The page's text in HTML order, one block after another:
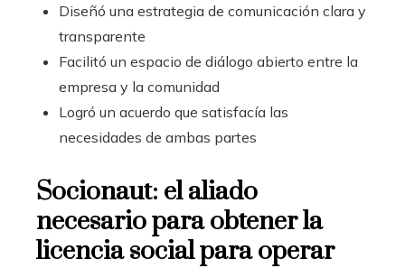
Diseñó una estrategia de comunicación clara y
transparente
Facilitó un espacio de diálogo abierto entre la
empresa y la comunidad
Logró un acuerdo que satisfacía las
necesidades de ambas partes
Socionaut: el aliado
necesario para obtener la
licencia social para operar